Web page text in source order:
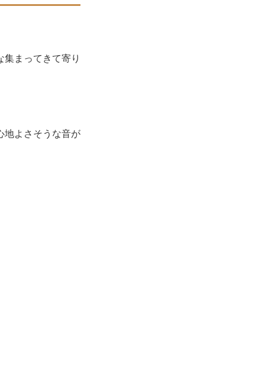
まってきて寄り
地よさそうな音が